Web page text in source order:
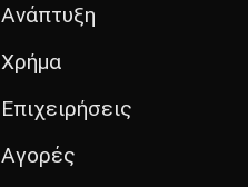
Ανάπτυξη
Χρήμα
Επιχειρήσεις
Αγορές